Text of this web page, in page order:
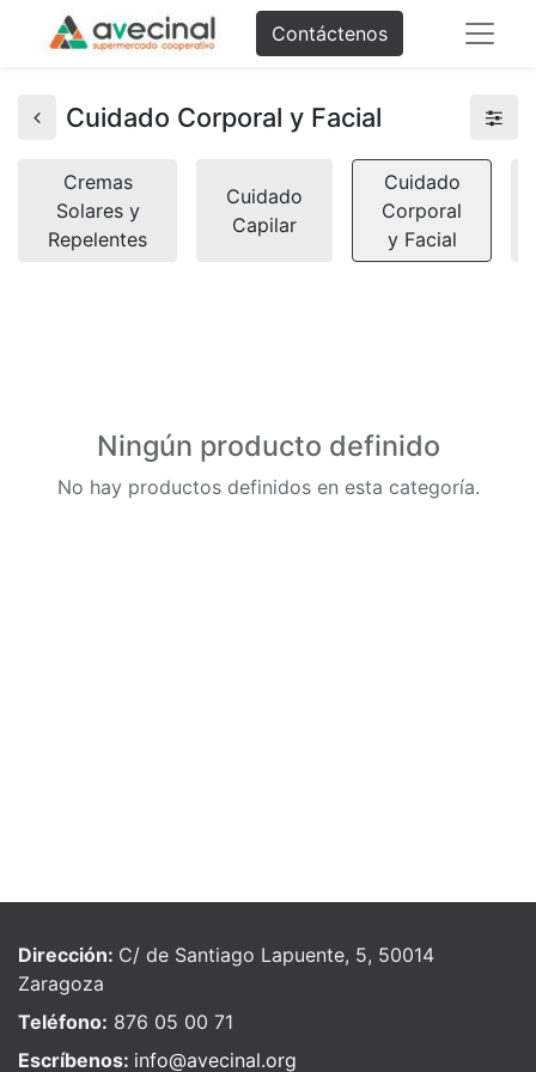
Contáctenos
Cuidado Corporal y Facial
Cremas
Solares y
Repelentes
Cuidado
Capilar
Cuidado
Corporal
y Facial
Ningún producto definido
No hay productos definidos en esta categoría.
Dirección: C/ de Santiago Lapuente, 5, 50014
Zaragoza
Teléfono: 876 05 00 71
Escríbenos: info@avecinal.org